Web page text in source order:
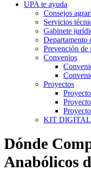
UPA te ayuda
Consejos
Servicios
Gabinete
Departamento
Prevención de
Convenios
Proyectos
KIT DIGITAL
Dónde
Anabólicos